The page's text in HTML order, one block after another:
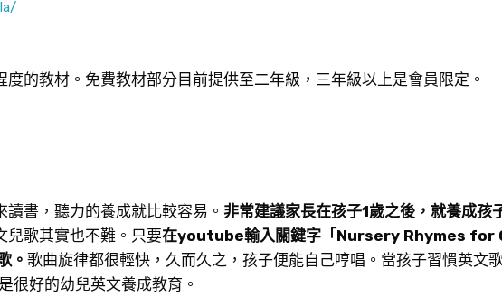
的教材。免費教材部分目前提供至二年級，三年級以上是會員限定。
書，聽力的養成就比較容易。 非常建議家長在孩子1歲之後，就養成孩
兒歌其實也不難。只要在youtube輸入關鍵字「Nursery Rhymes for
。 歌曲旋律都很輕快，久而久之，孩子便能自己哼唱。當孩子習慣英文
很好的幼兒英文養成教育。